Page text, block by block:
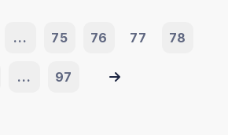
... 75 76 77 78
... 97